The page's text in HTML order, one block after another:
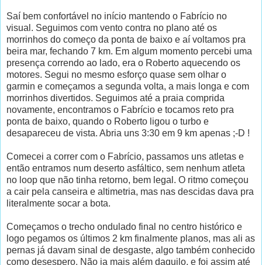
Saí bem confortável no início mantendo o Fabrício no
visual. Seguimos com vento contra no plano até os
morrinhos do começo da ponta de baixo e aí voltamos pra
beira mar, fechando 7 km. Em algum momento percebi uma
presença correndo ao lado, era o Roberto aquecendo os
motores. Segui no mesmo esforço quase sem olhar o
garmin e começamos a segunda volta, a mais longa e com
morrinhos divertidos. Seguimos até a praia comprida
novamente, encontramos o Fabrício e tocamos reto pra
ponta de baixo, quando o Roberto ligou o turbo e
desapareceu de vista. Abria uns 3:30 em 9 km apenas ;-D !
Comecei a correr com o Fabrício, passamos uns atletas e
então entramos num deserto asfáltico, sem nenhum atleta
no loop que não tinha retorno, bem legal. O ritmo começou
a cair pela canseira e altimetria, mas nas descidas dava pra
literalmente socar a bota.
Começamos o trecho ondulado final no centro histórico e
logo pegamos os últimos 2 km finalmente planos, mas ali as
pernas já davam sinal de desgaste, algo também conhecido
como desespero. Não ia mais além daquilo, e foi assim até